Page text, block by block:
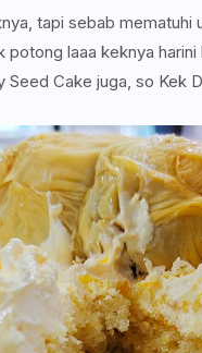
tapi sebab mematuhi
potong laaa keknya
Cake juga, so Kek